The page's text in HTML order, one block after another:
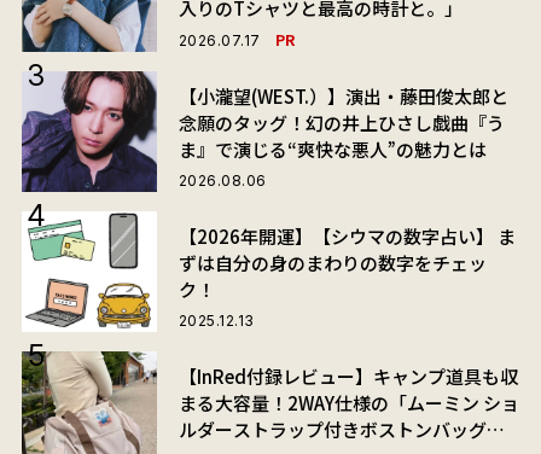
入りのTシャツと最高の時計と。」
2026.07.17 PR
【小瀧望(WEST.）】演出・藤田俊太郎と
念願のタッグ！幻の井上ひさし戯曲『う
ま』で演じる“爽快な悪人”の魅力とは
2026.08.06
【2026年開運】【シウマの数字占い】 ま
ずは自分の身のまわりの数字をチェッ
ク！
2025.12.13
【InRed付録レビュー】キャンプ道具も収
まる大容量！2WAY仕様の「ムーミン ショ
ルダーストラップ付きボストンバッグ」